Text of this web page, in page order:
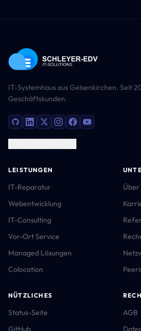
IT-Systemhaus aus Gelsenkirchen. Seit
Geschäftskunden.
LEISTUNGEN
IT-Reparatur
Webentwicklung
IT-Consulting
Vor-Ort Service
Managed Lösungen
Colocation
Über
NÜTZLICHES
Status-Seite
GitHub
AGB